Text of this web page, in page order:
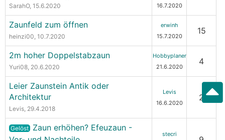
SarahO, 15.6.2020
16.7.2020
Zaunfeld zum öffnen
heinzi00, 10.7.2020
erwinh
15.7.2020
15
2m hoher Doppelstabzaun
Yuri08, 20.6.2020
Hobbyplaner
21.6.2020
4
Leier Zaunstein Antik oder
Architektur
Levis, 29.4.2018
Levis
16.6.2020
2
Gelöst Zaun erhöhen? Efeuzaun -
stecri